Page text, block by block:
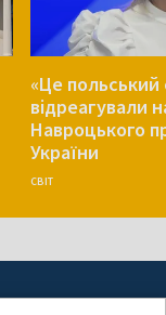
«Це польський
відреагували
Навроцького
України
СВІТ